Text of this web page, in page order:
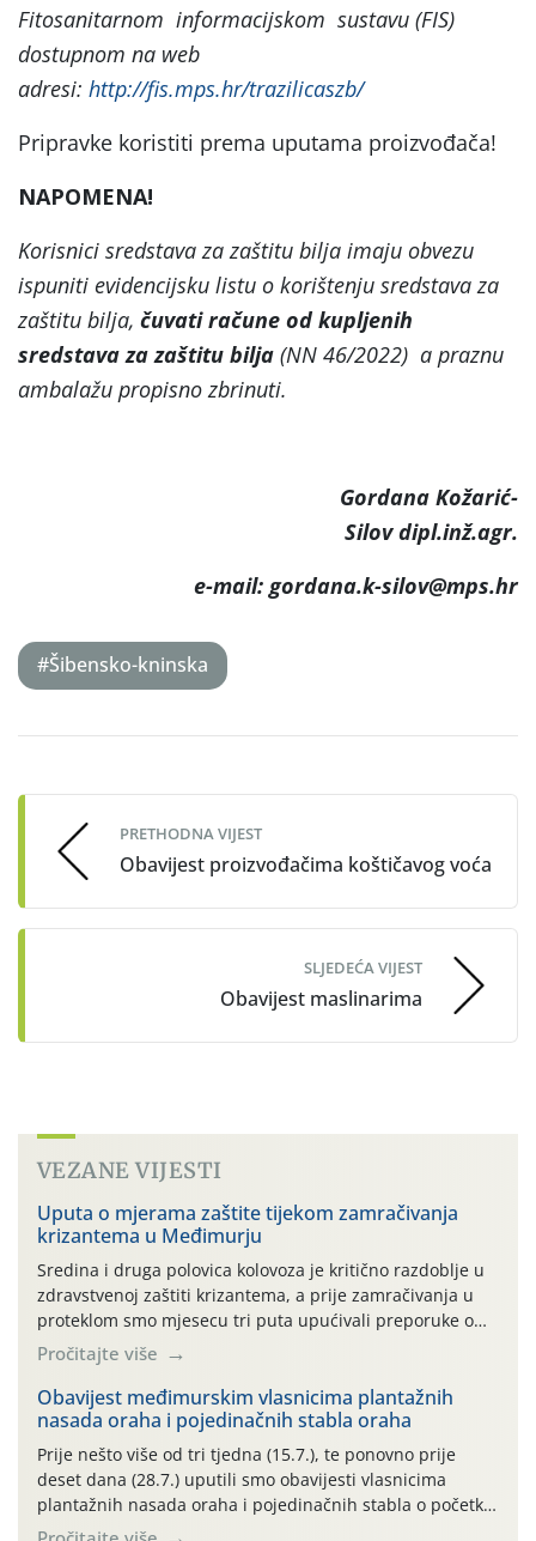
Fitosanitarnom informacijskom sustavu (FIS)
dostupnom na web
adresi: http://fis.mps.hr/trazilicaszb/
Pripravke koristiti prema uputama proizvođača!
NAPOMENA!
Korisnici sredstava za zaštitu bilja imaju obvezu
ispuniti evidencijsku listu o korištenju sredstava za
zaštitu bilja, čuvati račune od kupljenih
sredstava za zaštitu bilja (NN 46/2022) a praznu
ambalažu propisno zbrinuti.
Gordana Kožarić-
Silov dipl.inž.agr.
e-mail: gordana.k-silov@mps.hr
#Šibensko-kninska
navigation
PRETHODNA VIJEST
Obavijest proizvođačima koštičavog voća
SLJEDEĆA VIJEST
Obavijest maslinarima
VEZANE VIJESTI
Uputa o mjerama zaštite tijekom zamračivanja
krizantema u Međimurju
Sredina i druga polovica kolovoza je kritično razdoblje u
zdravstvenoj zaštiti krizantema, a prije zamračivanja u
proteklom smo mjesecu tri puta upućivali preporuke o
preventivnim mjerama zaštite krizantema od najčešćih
uzročnika bolesti, štetnika i fito-fagnih grinja (23.7., 14.7.,
06.7.)! Na početku ovog mjeseca je zabilježeno je
povijesno i ekstremno vruće meteorološko razdoblje, uz
najviše temperature […]
Pročitajte više
Obavijest međimurskim vlasnicima plantažnih
nasada oraha i pojedinačnih stabla oraha
Prije nešto više od tri tjedna (15.7.), te ponovno prije
deset dana (28.7.) uputili smo obavijesti vlasnicima
plantažnih nasada oraha i pojedinačnih stabla o početku
leta i ovogodišnjoj potrebi usmjerenog suzbijanja